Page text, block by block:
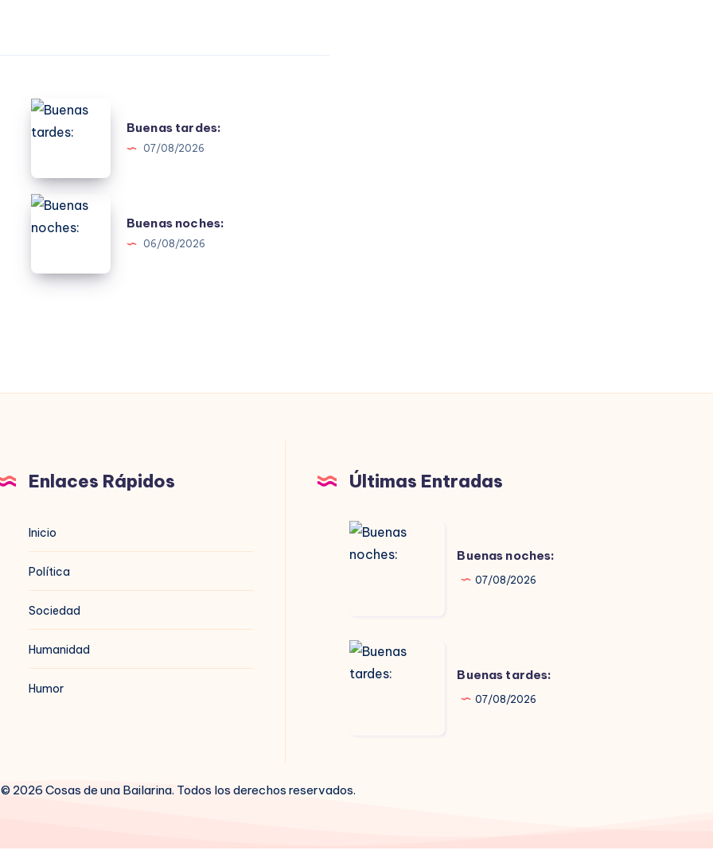
Buenas
tardes:
Buenas tardes:
07/08/2026
Buenas
noches:
Buenas noches:
06/08/2026
Enlaces Rápidos
Inicio
Política
Sociedad
Humanidad
Humor
Últimas Entradas
Buenas
noches:
Buenas noches:
07/08/2026
Buenas
tardes:
Buenas tardes:
07/08/2026
© 2026 Cosas de una Bailarina. Todos los derechos reservados.